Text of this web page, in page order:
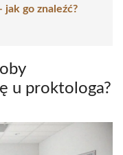
jak go znaleźć?
u proktologa?